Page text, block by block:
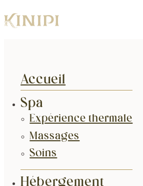
Accueil
Spa
Expérience thermale
Massages
Soins
Hébergement